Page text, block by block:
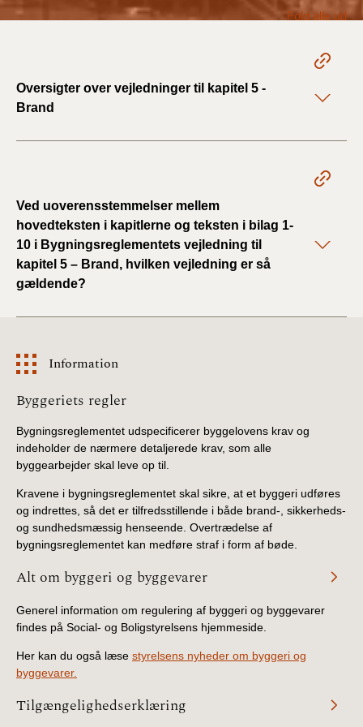
BR18 (29/6 - 31/12
BR18 (1/7-31/12
BR18 (10/3-30/6
2020)
BR18 (1/1-4/7 2019)
BR18 (1/7-31/12
2018)
BR18 (1/1-30/6
2018)
BR15 (2015-2018)
Tidligere BR (1961-
Fold alle ud
Oversigter over vejledninger til kapitel 5 -
Brand
Ved uoverensstemmelser mellem
hovedteksten i kapitlerne og teksten i bilag 1-
10 i Bygningsreglementets vejledning til
kapitel 5 – Brand, hvilken vejledning er så
gældende?
Information
Information
Byggeriets regler
Bygningsreglementet udspecificerer byggelovens krav og
indeholder de nærmere detaljerede krav, som alle
byggearbejder skal leve op til.
Kravene i bygningsreglementet skal sikre, at et byggeri udføres
og indrettes, så det er tilfredsstillende i både brand-, sikkerheds-
og sundhedsmæssig henseende. Overtrædelse af
bygningsreglementet kan medføre straf i form af bøde.
Alt om byggeri og byggevarer
Generel information om regulering af byggeri og byggevarer
findes på Social- og Boligstyrelsens hjemmeside.
Her kan du også læse styrelsens nyheder om byggeri og
byggevarer.
Tilgængelighedserklæring